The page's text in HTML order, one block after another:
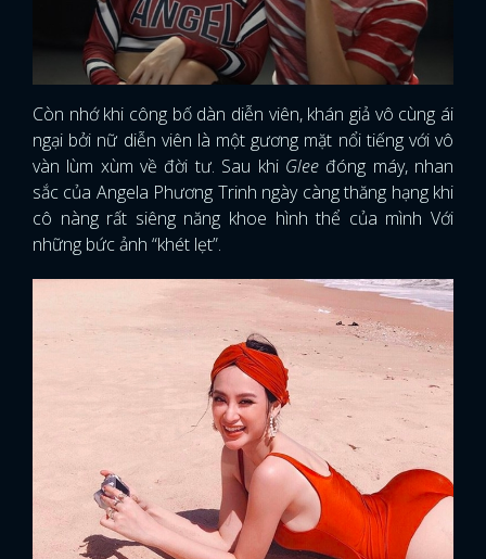
Còn nhớ khi công bố dàn diễn viên, khán giả vô cùng ái
ngại bởi nữ diễn viên là một gương mặt nổi tiếng với vô
vàn lùm xùm về đời tư. Sau khi Glee đóng máy, nhan
sắc của Angela Phương Trinh ngày càng thăng hạng khi
cô nàng rất siêng năng khoe hình thể của mình Với
những bức ảnh “khét lẹt”.